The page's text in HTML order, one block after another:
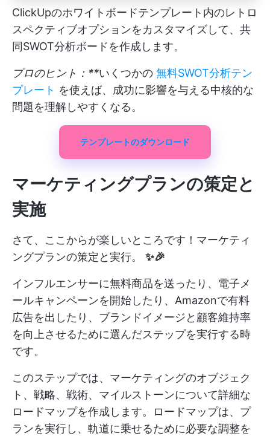
ClickUpのホワイトボードテンプレート内のレトロ
スペクティブオプションをカスタマイズして、共
同SWOT分析ボードを作成します。
プロのヒント：**いくつかの 無料SWOT分析テン
プレート を使えば、成功に影響を与える中核的な
問題を理解しやすくなる。
テンプレートのダウンロード
マーケティングプランの策定と
実施
さて、ここからが楽しいところです！マーケティ
ングプランの策定と実行。 ✨🎉
インフルエンサーに無料商品を送ったり、電子メ
ールキャンペーンを開始したり、Amazonで有料
広告を出したり、ブランドイメージと顧客維持率
を向上させるために選んだステップを実行する時
です。
このステップでは、マーケティングのオブジェク
ト、戦略、戦術、マイルストーンについて詳細な
ロードマップを作成します。ロードマップは、プ
ランを実行し、軌道に乗せるために必要な調整を